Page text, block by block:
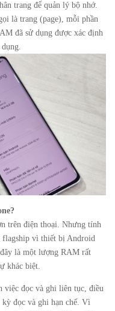
trang để quản lý bộ nhớ.
là trang (page), mỗi phần
đã sử dụng được xác định
trên điện thoại. Nhưng tính
flagship vì thiết bị Android
là một lượng RAM rất
khác biệt.
việc đọc và ghi liên tục, điều
đọc và ghi hạn chế. Vì